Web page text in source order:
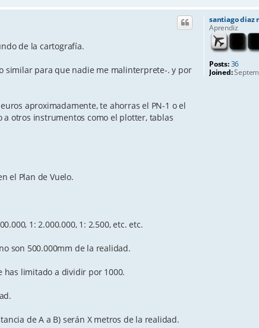
santiago diaz
Aprendiz
Posts:36
Joined:
de la cartografía.
similar para que nadie me malinterprete-. y por
aproximadamente, te ahorras el PN-1 o el
a otros instrumentos como el plotter, tablas
el Plan de Vuelo.
1: 2.000.000, 1: 2.500, etc. etc.
son 500.000mm de la realidad.
has limitado a dividir por 1000.
de A a B) serán X metros de la realidad.